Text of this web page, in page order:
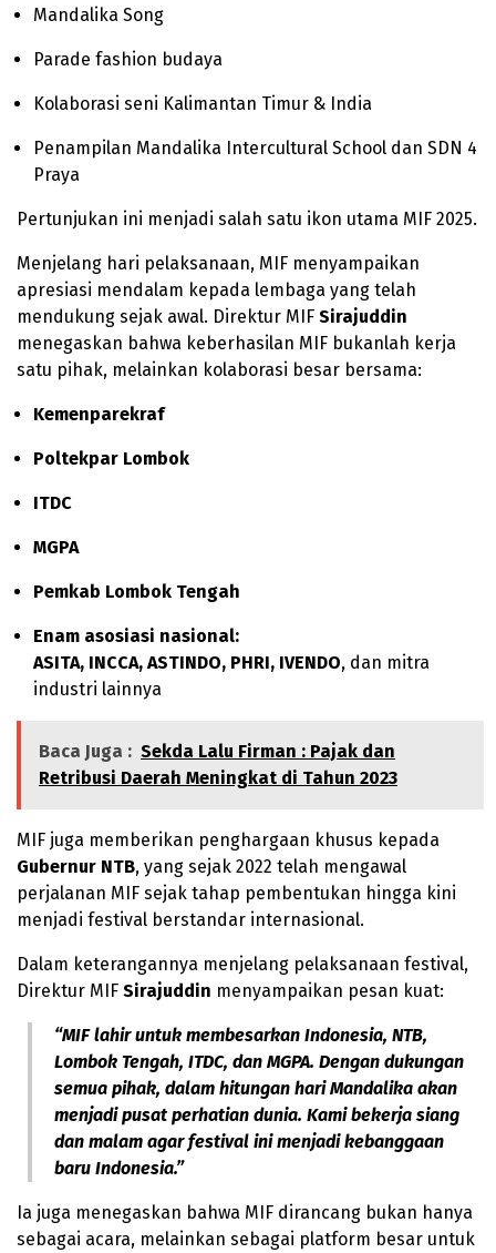
Mandalika Song
Parade fashion budaya
Kolaborasi seni Kalimantan Timur & India
Penampilan Mandalika Intercultural School dan SDN 4
Praya
Pertunjukan ini menjadi salah satu ikon utama MIF 2025.
Menjelang hari pelaksanaan, MIF menyampaikan
apresiasi mendalam kepada lembaga yang telah
mendukung sejak awal. Direktur MIF Sirajuddin
menegaskan bahwa keberhasilan MIF bukanlah kerja
satu pihak, melainkan kolaborasi besar bersama:
Kemenparekraf
Poltekpar Lombok
ITDC
MGPA
Pemkab Lombok Tengah
Enam asosiasi nasional:
ASITA, INCCA, ASTINDO, PHRI, IVENDO, dan mitra
industri lainnya
Baca Juga : Sekda Lalu Firman : Pajak dan
Retribusi Daerah Meningkat di Tahun 2023
MIF juga memberikan penghargaan khusus kepada
Gubernur NTB, yang sejak 2022 telah mengawal
perjalanan MIF sejak tahap pembentukan hingga kini
menjadi festival berstandar internasional.
Dalam keterangannya menjelang pelaksanaan festival,
Direktur MIF Sirajuddin menyampaikan pesan kuat:
“MIF lahir untuk membesarkan Indonesia, NTB,
Lombok Tengah, ITDC, dan MGPA. Dengan dukungan
semua pihak, dalam hitungan hari Mandalika akan
menjadi pusat perhatian dunia. Kami bekerja siang
dan malam agar festival ini menjadi kebanggaan
baru Indonesia.”
Ia juga menegaskan bahwa MIF dirancang bukan hanya
sebagai acara, melainkan sebagai platform besar untuk